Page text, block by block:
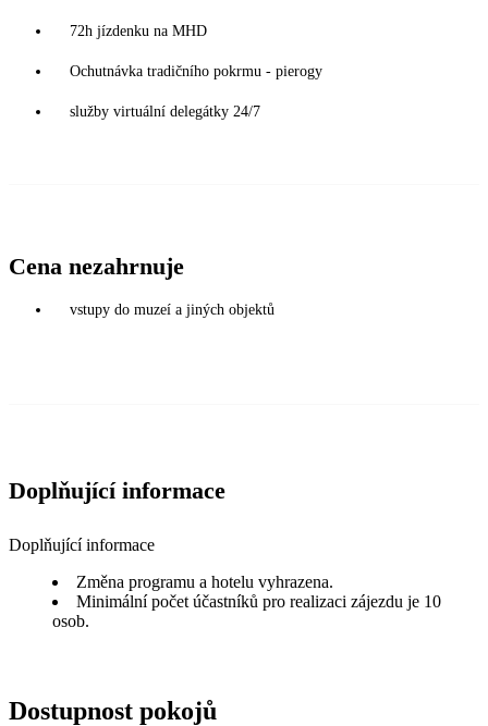
72h jízdenku na MHD
Ochutnávka tradičního pokrmu - pierogy
služby virtuální delegátky 24/7
Cena nezahrnuje
vstupy do muzeí a jiných objektů
Doplňující informace
Doplňující informace
Změna programu a hotelu vyhrazena.
Minimální počet účastníků pro realizaci zájezdu je 10
osob.
Dostupnost pokojů